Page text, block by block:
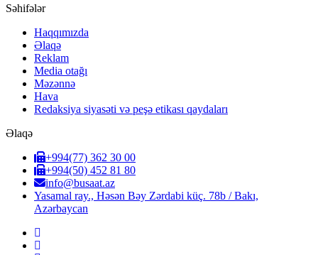
Səhifələr
Haqqımızda
Əlaqə
Reklam
Media otağı
Məzənnə
Hava
Redaksiya siyasəti və peşə etikası qaydaları
Əlaqə
+994(77) 362 30 00
+994(50) 452 81 80
info@busaat.az
Yasamal ray., Həsən Bəy Zərdabi küç. 78b / Bakı,
Azərbaycan